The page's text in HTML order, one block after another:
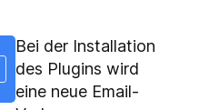
Bei der Installation
des Plugins wird
eine neue Email-